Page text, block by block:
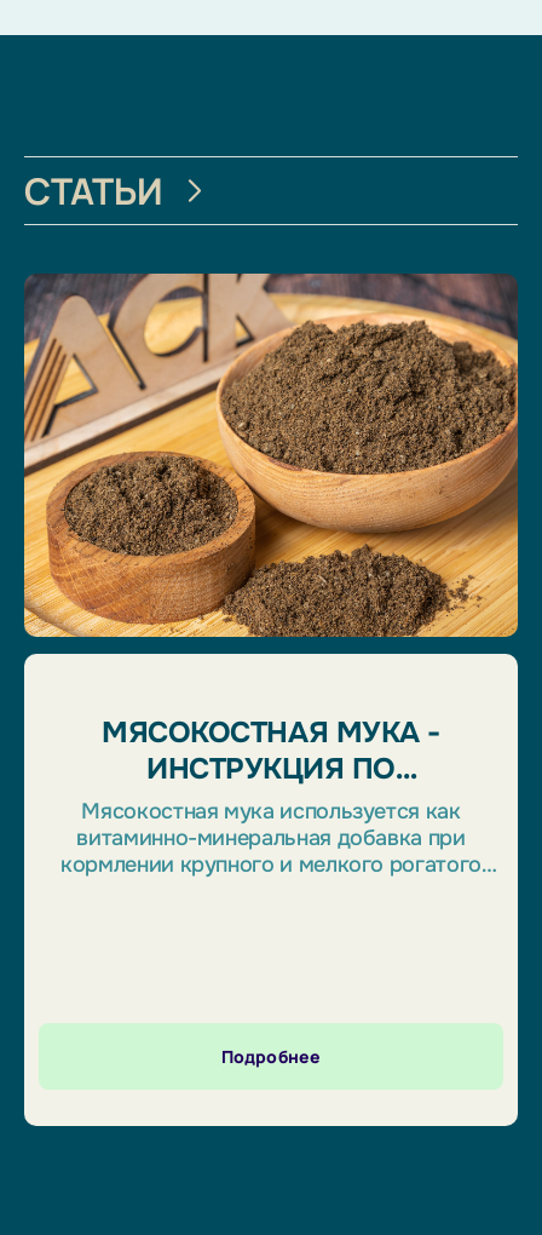
СТАТЬИ
МЯСОКОСТНАЯ МУКА -
ИНСТРУКЦИЯ ПО
ПРИМЕНЕНИЮ
Мясокостная мука используется как
витаминно-минеральная добавка при
кормлении крупного и мелкого рогатого
продуктивность.
Подробнее